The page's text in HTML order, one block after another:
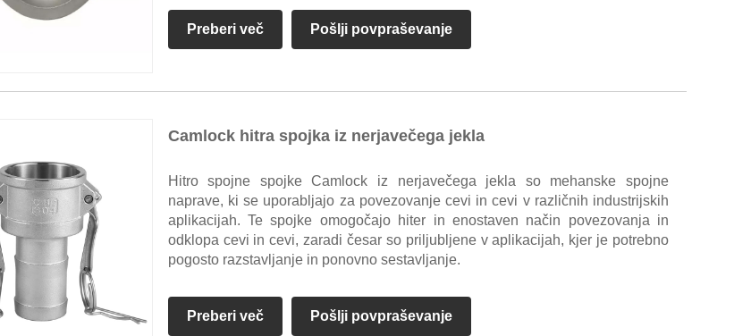
Preberi več Pošlji povpraševanje
Camlock hitra spojka iz nerjavečega jekla
Hitro spojne spojke Camlock iz nerjavečega jekla so mehanske spojne
naprave, ki se uporabljajo za povezovanje cevi in ​​cevi v različnih industrijskih
aplikacijah. Te spojke omogočajo hiter in enostaven način povezovanja in
odklopa cevi in ​​cevi, zaradi česar so priljubljene v aplikacijah, kjer je potrebno
pogosto razstavljanje in ponovno sestavljanje.
Preberi več Pošlji povpraševanje